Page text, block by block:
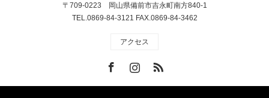
〒709-0223 岡山県備前市吉永町南方840-1
TEL.0869-84-3121 FAX.0869-84-3462
アクセス